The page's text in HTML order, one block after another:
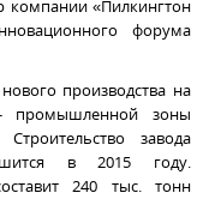
компании «Пилкингтон
форума
производства на
- промышленной зоны
завода
в 2015 году.
240 тыс. тонн